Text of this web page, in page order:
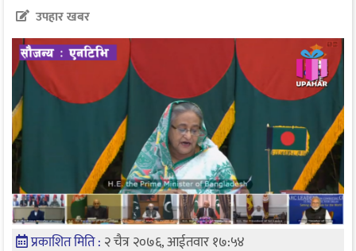
उपहार खबर
प्रकाशित मिति : २ चैत्र २०७६, आईतवार १७:५४